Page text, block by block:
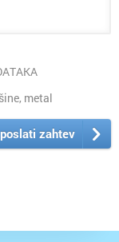
metal
poslati zahtev